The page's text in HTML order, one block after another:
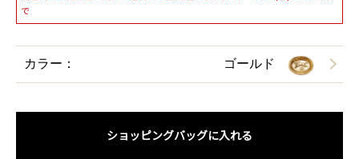
で
カラー： ゴールド
ショッピングバッグに入れる